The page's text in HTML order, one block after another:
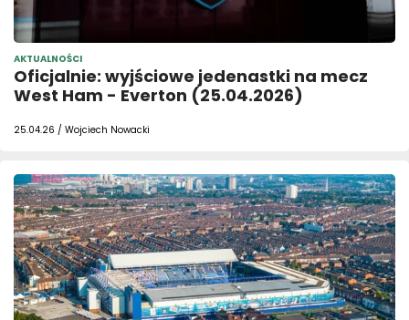
AKTUALNOŚCI
Oficjalnie: wyjściowe jedenastki na mecz
West Ham - Everton (25.04.2026)
25.04.26 / Wojciech Nowacki